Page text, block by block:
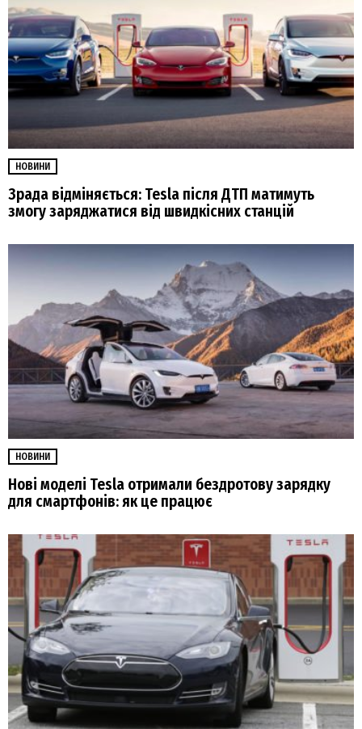
НОВИНИ
Зрада відміняється: Tesla після ДТП матимуть
змогу заряджатися від швидкісних станцій
НОВИНИ
Нові моделі Tesla отримали бездротову зарядку
для смартфонів: як це працює